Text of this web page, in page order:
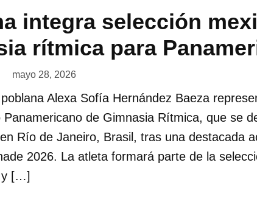
integra selección
rítmica para
mayo 28, 2026
Alexa Sofía Hernández Baeza
Panamericano de Gimnasia Rítmica, que se
Río de Janeiro, Brasil, tras una destacada
2026. La atleta formará parte de la
y […]